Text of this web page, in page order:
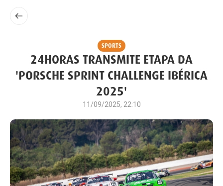
SPORTS
24HORAS TRANSMITE ETAPA DA
'PORSCHE SPRINT CHALLENGE IBÉRICA
2025'
11/09/2025, 22:10